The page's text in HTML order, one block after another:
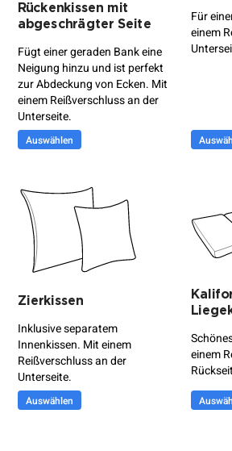
Rückenkissen mit
abgeschrägter Seite
Fügt einer geraden Bank eine
Neigung hinzu und ist perfekt
zur Abdeckung von Ecken. Mit
einem Reißverschluss an der
Unterseite.
Auswählen
Für
einem
Zierkissen
Inklusive separatem
Innenkissen. Mit einem
Reißverschluss an der
Unterseite.
Auswählen
einem